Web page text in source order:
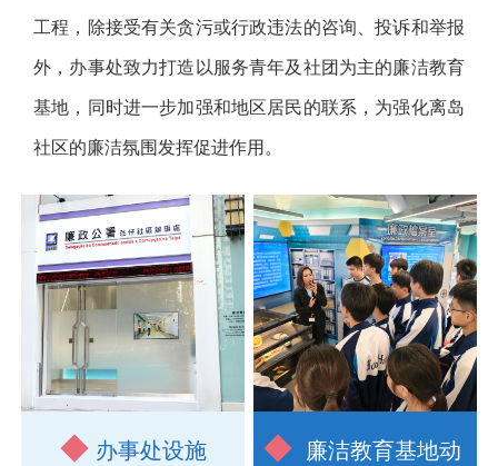
工程，除接受有关贪污或行政违法的咨询、投诉和举报
外，办事处致力打造以服务青年及社团为主的廉洁教育
基地，同时进一步加强和地区居民的联系，为强化离岛
社区的廉洁氛围发挥促进作用。
办事处设施
廉洁教育基地动